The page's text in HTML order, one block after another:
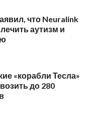
что Neuralink
аутизм и
«корабли Тесла»
до 280